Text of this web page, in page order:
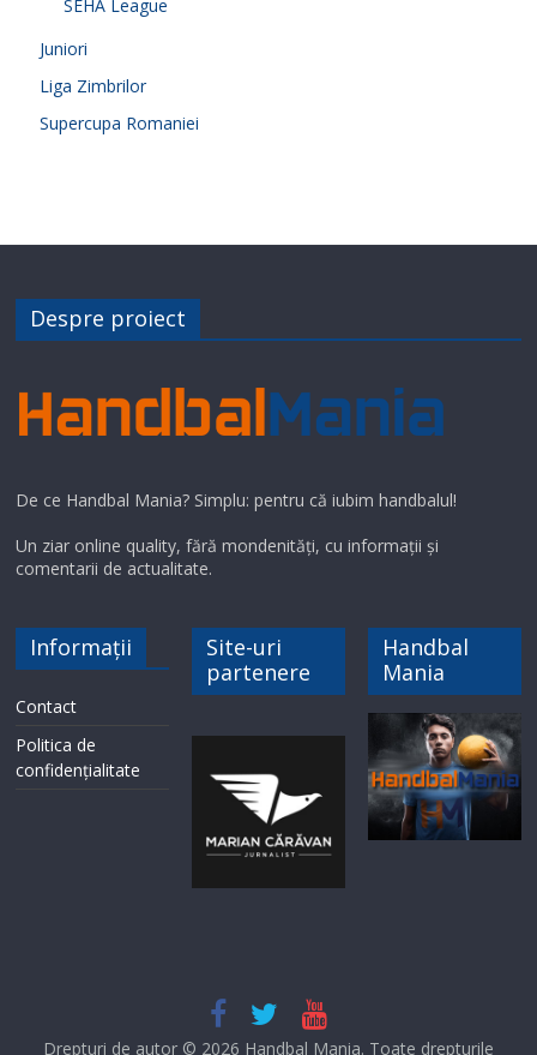
SEHA League
Juniori
Liga Zimbrilor
Supercupa Romaniei
Despre proiect
De ce Handbal Mania? Simplu: pentru că iubim handbalul!
Un ziar online quality, fără mondenități, cu informații și
comentarii de actualitate.
Informații
Contact
Politica de
confidențialitate
Site-uri
partenere
Handbal
Mania
Drepturi de autor © 2026 Handbal Mania. Toate drepturile